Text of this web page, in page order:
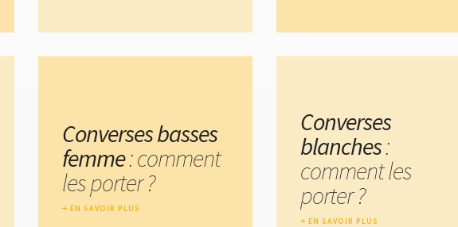
Converses basses
femme: comment
les porter ?
EN SAVOIR PLUS
Converses
blanches:
comment les
porter ?
EN SAVOIR PLUS